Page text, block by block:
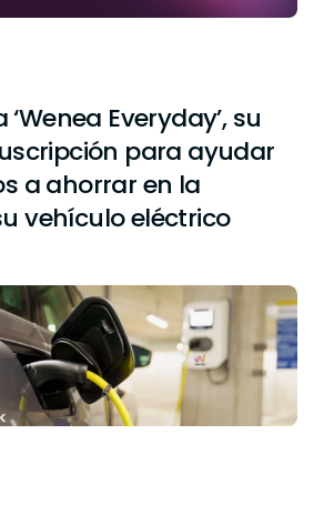
Everyday’, su
para ayudar
a ahorrar en la
vehículo eléctrico